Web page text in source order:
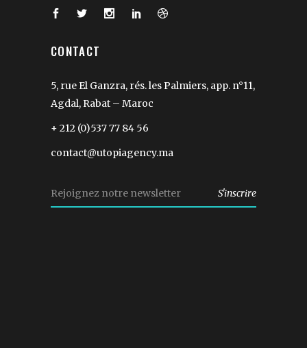
CONTACT
5, rue El Ganzra, rés. les Palmiers, app. n°11,
Agdal, Rabat – Maroc
+ 212 (0)537 77 84 56
contact@utopiagency.ma